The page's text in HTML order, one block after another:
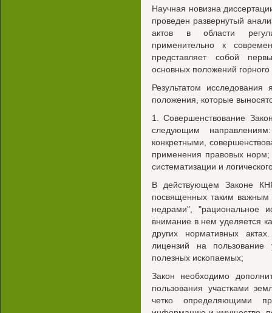
Научная новизна
проведен развернутый
актов в области
применительно к
представляет собой
основных положений горного
Результатом
положения, которые
1. Совершенствование
следующим
конкретными,
применения правовых норм;
систематизации и
В действующем Законе
посвященных таким важным
недрами", "рациональное
внимание в нем уделяется
других нормативных
лицензий на
полезных ископаемых;
Закон необходимо
пользования участками
четко определяющими